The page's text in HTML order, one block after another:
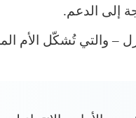
إلى الدعم.
– والتي تُشكّل الأم